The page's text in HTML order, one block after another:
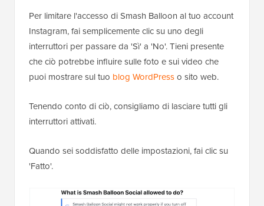
Per limitare l'accesso di Smash Balloon al tuo account
Instagram, fai semplicemente clic su uno degli
interruttori per passare da 'Sì' a 'No'. Tieni presente
che ciò potrebbe influire sulle foto e sui video che
puoi mostrare sul tuo blog WordPresso sito web.
Tenendo conto di ciò, consigliamo di lasciare tutti gli
interruttori attivati.
Quando sei soddisfatto delle impostazioni, fai clic su
'Fatto'.